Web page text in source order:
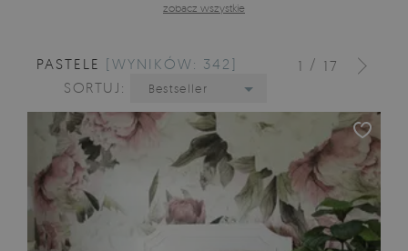
zobacz wszystkie
1 / 17
PASTELE [WYNIKÓW: 342]
SORTUJ:
Bestseller